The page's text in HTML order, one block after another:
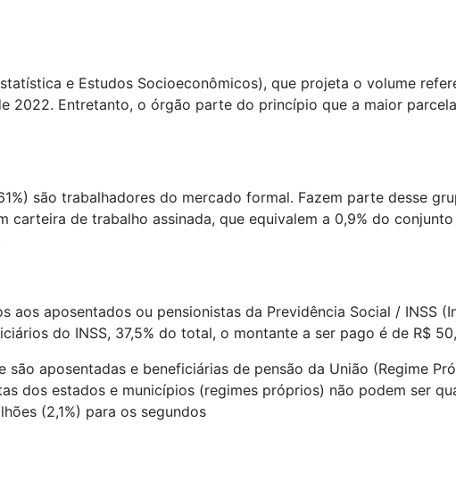
e Estudos Socioeconômicos), que projeta o volume
2022. Entretanto, o órgão parte do princípio que a maior
são trabalhadores do mercado formal. Fazem parte desse
carteira de trabalho assinada, que equivalem a 0,9% do
aos aposentados ou pensionistas da Previdência Social / INSS
do INSS, 37,5% do total, o montante a ser pago é de R$
aposentadas e beneficiárias de pensão da União (Regime
dos estados e municípios (regimes próprios) não podem ser
(2,1%) para os segundos